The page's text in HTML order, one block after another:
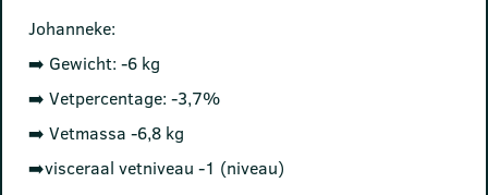
Johanneke:
➡️ Gewicht: -6 kg
➡️ Vetpercentage: -3,7%
➡️ Vetmassa -6,8 kg
➡️visceraal vetniveau -1 (niveau)